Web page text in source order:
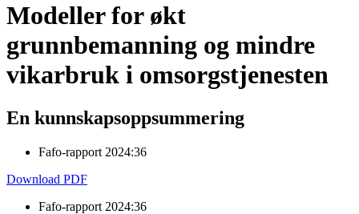
Modeller for økt
grunnbemanning og mindre
vikarbruk i omsorgstjenesten
En kunnskapsoppsummering
Fafo-rapport 2024:36
Download PDF
Fafo-rapport 2024:36